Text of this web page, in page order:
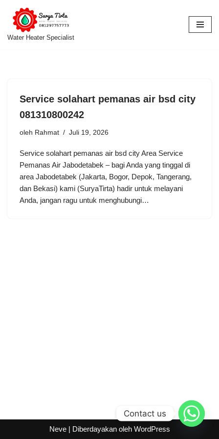
Lompat
ke
Water Heater Specialist
Service solahart pemanas air bsd city
081310800242
oleh Rahmat Juli 19, 2026
Service solahart pemanas air bsd city Area Service
Pemanas Air Jabodetabek – bagi Anda yang tinggal di
area Jabodetabek (Jakarta, Bogor, Depok, Tangerang,
dan Bekasi) kami (SuryaTirta) hadir untuk melayani
Anda, jangan ragu untuk menghubungi…
Neve| Diberdayakan oleh WordPress
Contact us